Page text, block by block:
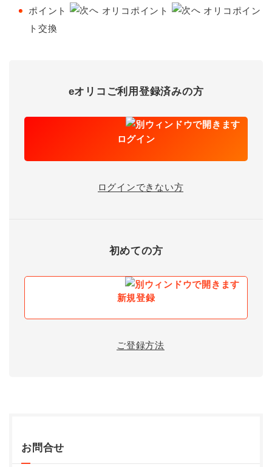
ポイント オリコポイント
オリコポイン
ト交換
eオリコご利用登録済みの方
ログイン
ログインできない方
初めての方
新規登録
ご登録方法
お問合せ